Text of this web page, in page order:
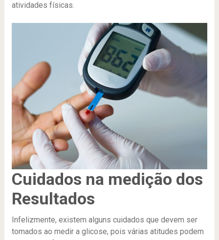
atividades físicas.
Cuidados na medição dos
Resultados
Infelizmente, existem alguns cuidados que devem ser
tomados ao medir a glicose, pois várias atitudes podem